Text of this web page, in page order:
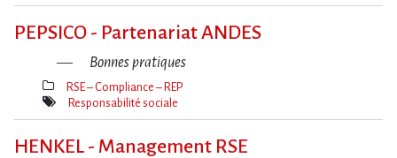
Mot(s)-
PEPSICO - Partenariat ANDES
Bonnes pratiques
Thèmes(s)
RSE – Compliance – REP
Mot(s)-
Responsabilité sociale
HENKEL - Management RSE